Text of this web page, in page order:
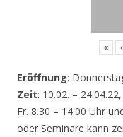
« ‹
Eröffnung:
Zeit: 10.02. –
Fr. 8.30 – 14.00 Uhr
oder Seminare kann